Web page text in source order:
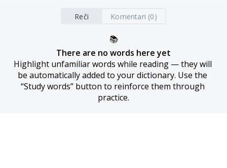
Reči Komentari (0)
📚
There are no words here yet
Highlight unfamiliar words while reading — they will
be automatically added to your dictionary. Use the
“Study words” button to reinforce them through
practice.